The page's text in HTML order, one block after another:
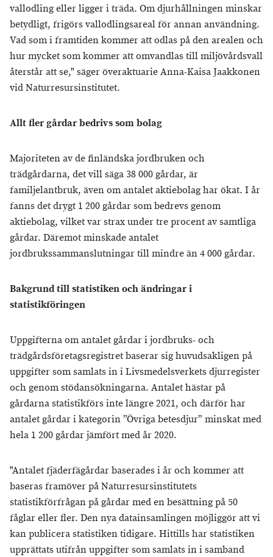
vallodling eller ligger i träda. Om djurhållningen minskar
betydligt, frigörs vallodlingsareal för annan användning.
Vad som i framtiden kommer att odlas på den arealen och
hur mycket som kommer att omvandlas till miljövårdsvall
återstår att se," säger överaktuarie Anna-Kaisa Jaakkonen
vid Naturresursinstitutet.
Allt fler gårdar bedrivs som bolag
Majoriteten av de finländska jordbruken och
trädgårdarna, det vill säga 38 000 gårdar, är
familjelantbruk, även om antalet aktiebolag har ökat. I år
fanns det drygt 1 200 gårdar som bedrevs genom
aktiebolag, vilket var strax under tre procent av samtliga
gårdar. Däremot minskade antalet
jordbrukssammanslutningar till mindre än 4 000 gårdar.
Bakgrund till statistiken och ändringar i
statistikföringen
Uppgifterna om antalet gårdar i jordbruks- och
trädgårdsföretagsregistret baserar sig huvudsakligen på
uppgifter som samlats in i Livsmedelsverkets djurregister
och genom stödansökningarna. Antalet hästar på
gårdarna statistikförs inte längre 2021, och därför har
antalet gårdar i kategorin ”Övriga betesdjur” minskat med
hela 1 200 gårdar jämfört med år 2020.
"Antalet fjäderfägårdar baserades i år och kommer att
baseras framöver på Naturresursinstitutets
statistikförfrågan på gårdar med en besättning på 50
fåglar eller fler. Den nya datainsamlingen möjliggör att vi
kan publicera statistiken tidigare. Hittills har statistiken
upprättats utifrån uppgifter som samlats in i samband